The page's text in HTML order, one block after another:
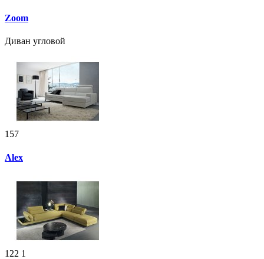
Zoom
Диван угловой
157
Alex
122 1